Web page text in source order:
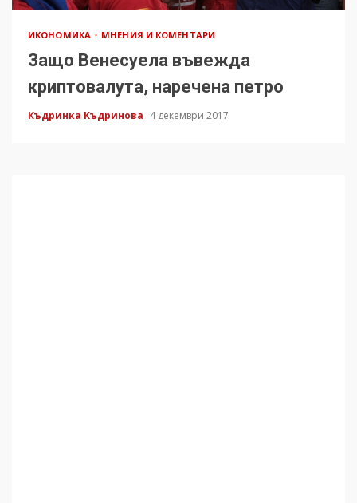
ИКОНОМИКА МНЕНИЯ И КОМЕНТАРИ
Защо Венесуела въвежда
криптовалута, наречена петро
Къдринка Къдринова 4 декември 2017